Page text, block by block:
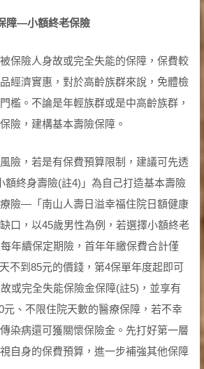
障—小額終老保險
保險人身故或完全失能的保障，保費較
經濟實惠，對於高齡族群來說，免體檢
檻。不論是年輕族群或是中高齡族群，
險，建構基本壽險保障。
險，若是有保費預算限制，建議可先透
額終身壽險(註4)」為自己打造基本壽險
險—「南山人壽日溢幸福住院日額健康
口，以45歲男性為例，若選擇小額終老
年續保定期險，首年年繳保費合計僅
不到85元的價錢，第4保單年度起即可
或完全失能保險金保障(註5)，並享有
元、不限住院天數的醫療保障，若不幸
染病還可獲關懷保險金。先打好第一層
自身的保費預算，進一步補強其他保障